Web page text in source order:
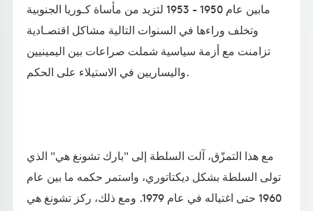
مابين عام 1950 - 1953 لتزيد من مأساة كـوريا الجنوبية
وتخلف وراءها في السنوات التالية مشاكل اقتصـادية
تزامنت مع أزمة سياسية شملت صراعات بين اليمينيين
واليساريين في الاستيلاء على الحكم.
مع هذا التمزّق، آلت السلطة إلى "بارك تشونغ هي" الذي
تولى السلطة بشكل ديكتاتوري، واستمر حكمه ما بين عام
1960 حتى اغتياله في عام 1979. ومع ذلك، ركز تشونغ هي